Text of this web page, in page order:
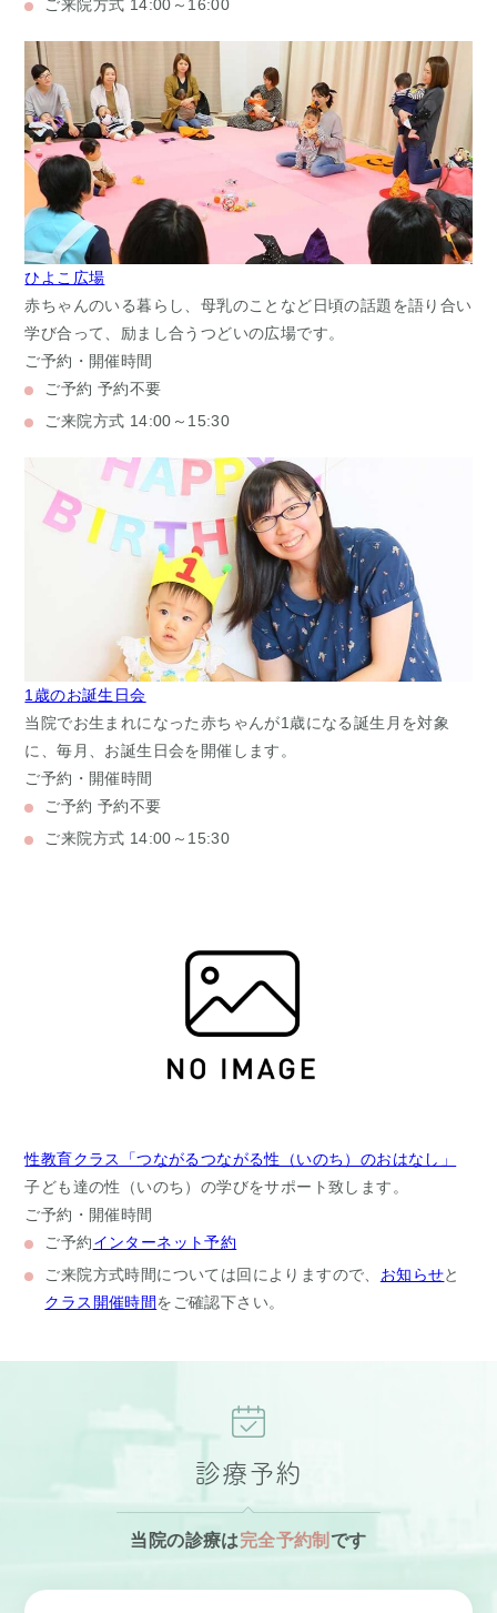
ご来院方式 14:00～16:00
ひよこ広場
赤ちゃんのいる暮らし、母乳のことなど日頃の話題を語り合い
学び合って、励まし合うつどいの広場です。
ご予約・開催時間
ご予約 予約不要
ご来院方式 14:00～15:30
1歳のお誕生日会
当院でお生まれになった赤ちゃんが1歳になる誕生月を対象
に、毎月、お誕生日会を開催します。
ご予約・開催時間
ご予約 予約不要
ご来院方式 14:00～15:30
性教育クラス「つながるつながる性（いのち）のおはなし」
子ども達の性（いのち）の学びをサポート致します。
ご予約・開催時間
ご予約インターネット予約
ご来院方式時間については回によりますので、 お知らせと
クラス開催時間をご確認下さい。
診療予約
当院の診療は完全予約制 です